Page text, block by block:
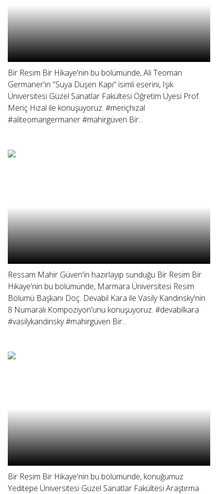
Bir Resim Bir Hikaye'nin bu bölümünde, Ali Teoman
Germaner'in "Suya Düşen Kapı" isimli eserini, Işık
Üniversitesi Güzel Sanatlar Fakültesi Öğretim Üyesi Prof.
Meriç Hızal ile konuşuyoruz. #meriçhızal
#aliteomangermaner #mahirgüven Bir...
Ressam Mahir Güven'in hazırlayıp sunduğu Bir Resim Bir
Hikaye'nin bu bölümünde, Marmara Üniversitesi Resim
Bölümü Başkanı Doç. Devabil Kara ile Vasily Kandinsky'nin
8 Numaralı Kompoziyon'unu konuşuyoruz. #devabilkara
#vasilykandinsky #mahirgüven Bir...
Bir Resim Bir Hikaye'nin bu bölümünde, konuğumuz
Yeditepe Üniversitesi Güzel Sanatlar Fakültesi Araştırma